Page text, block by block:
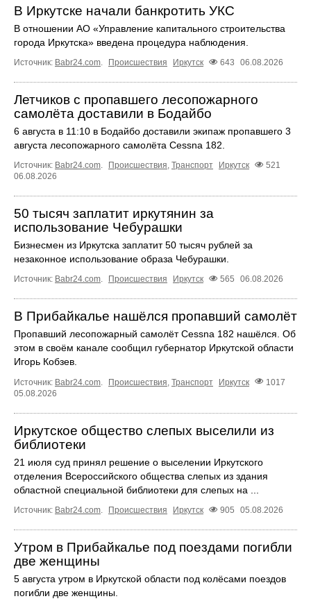
В Иркутске начали банкротить УКС
В отношении АО «Управление капитального строительства
города Иркутска» введена процедура наблюдения.
Источник: Babr24.com. Происшествия Иркутск 643 06.08.2026
Летчиков с пропавшего лесопожарного
самолёта доставили в Бодайбо
6 августа в 11:10 в Бодайбо доставили экипаж пропавшего 3
августа лесопожарного самолёта Cessna 182.
Источник: Babr24.com. Происшествия, Транспорт Иркутск
521
06.08.2026
50 тысяч заплатит иркутянин за
использование Чебурашки
Бизнесмен из Иркутска заплатит 50 тысяч рублей за
незаконное использование образа Чебурашки.
Источник: Babr24.com. Происшествия Иркутск 565 06.08.2026
В Прибайкалье нашёлся пропавший самолёт
Пропавший лесопожарный самолёт Cessna 182 нашёлся. Об
этом в своём канале сообщил губернатор Иркутской области
Игорь Кобзев.
Источник: Babr24.com Происшествия Транспорт Иркутск
1017
05.08.2026
Иркутское общество слепых выселили из
библиотеки
21 июля суд принял решение о выселении Иркутского
отделения Всероссийского общества слепых из здания
областной специальной библиотеки для слепых на ...
Источник: Babr24.com Происшествия Иркутск 905 05.08.2026
Утром в Прибайкалье под поездами погибли
две женщины
5 августа утром в Иркутской области под колёсами поездов
погибли две женщины.